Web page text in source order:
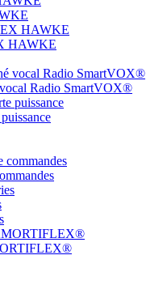
HAWKE
Radio SmartVOX®